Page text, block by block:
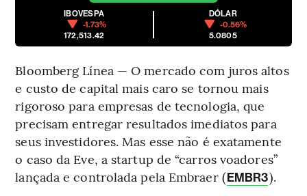
IBOVESPA
-1.73%
172,513.42
DÓLAR
-0.56%
5.0805
Bloomberg Línea — O mercado com juros altos
e custo de capital mais caro se tornou mais
rigoroso para empresas de tecnologia, que
precisam entregar resultados imediatos para
seus investidores. Mas esse não é exatamente
o caso da Eve, a startup de “carros voadores”
lançada e controlada pela Embraer (EMBR3).